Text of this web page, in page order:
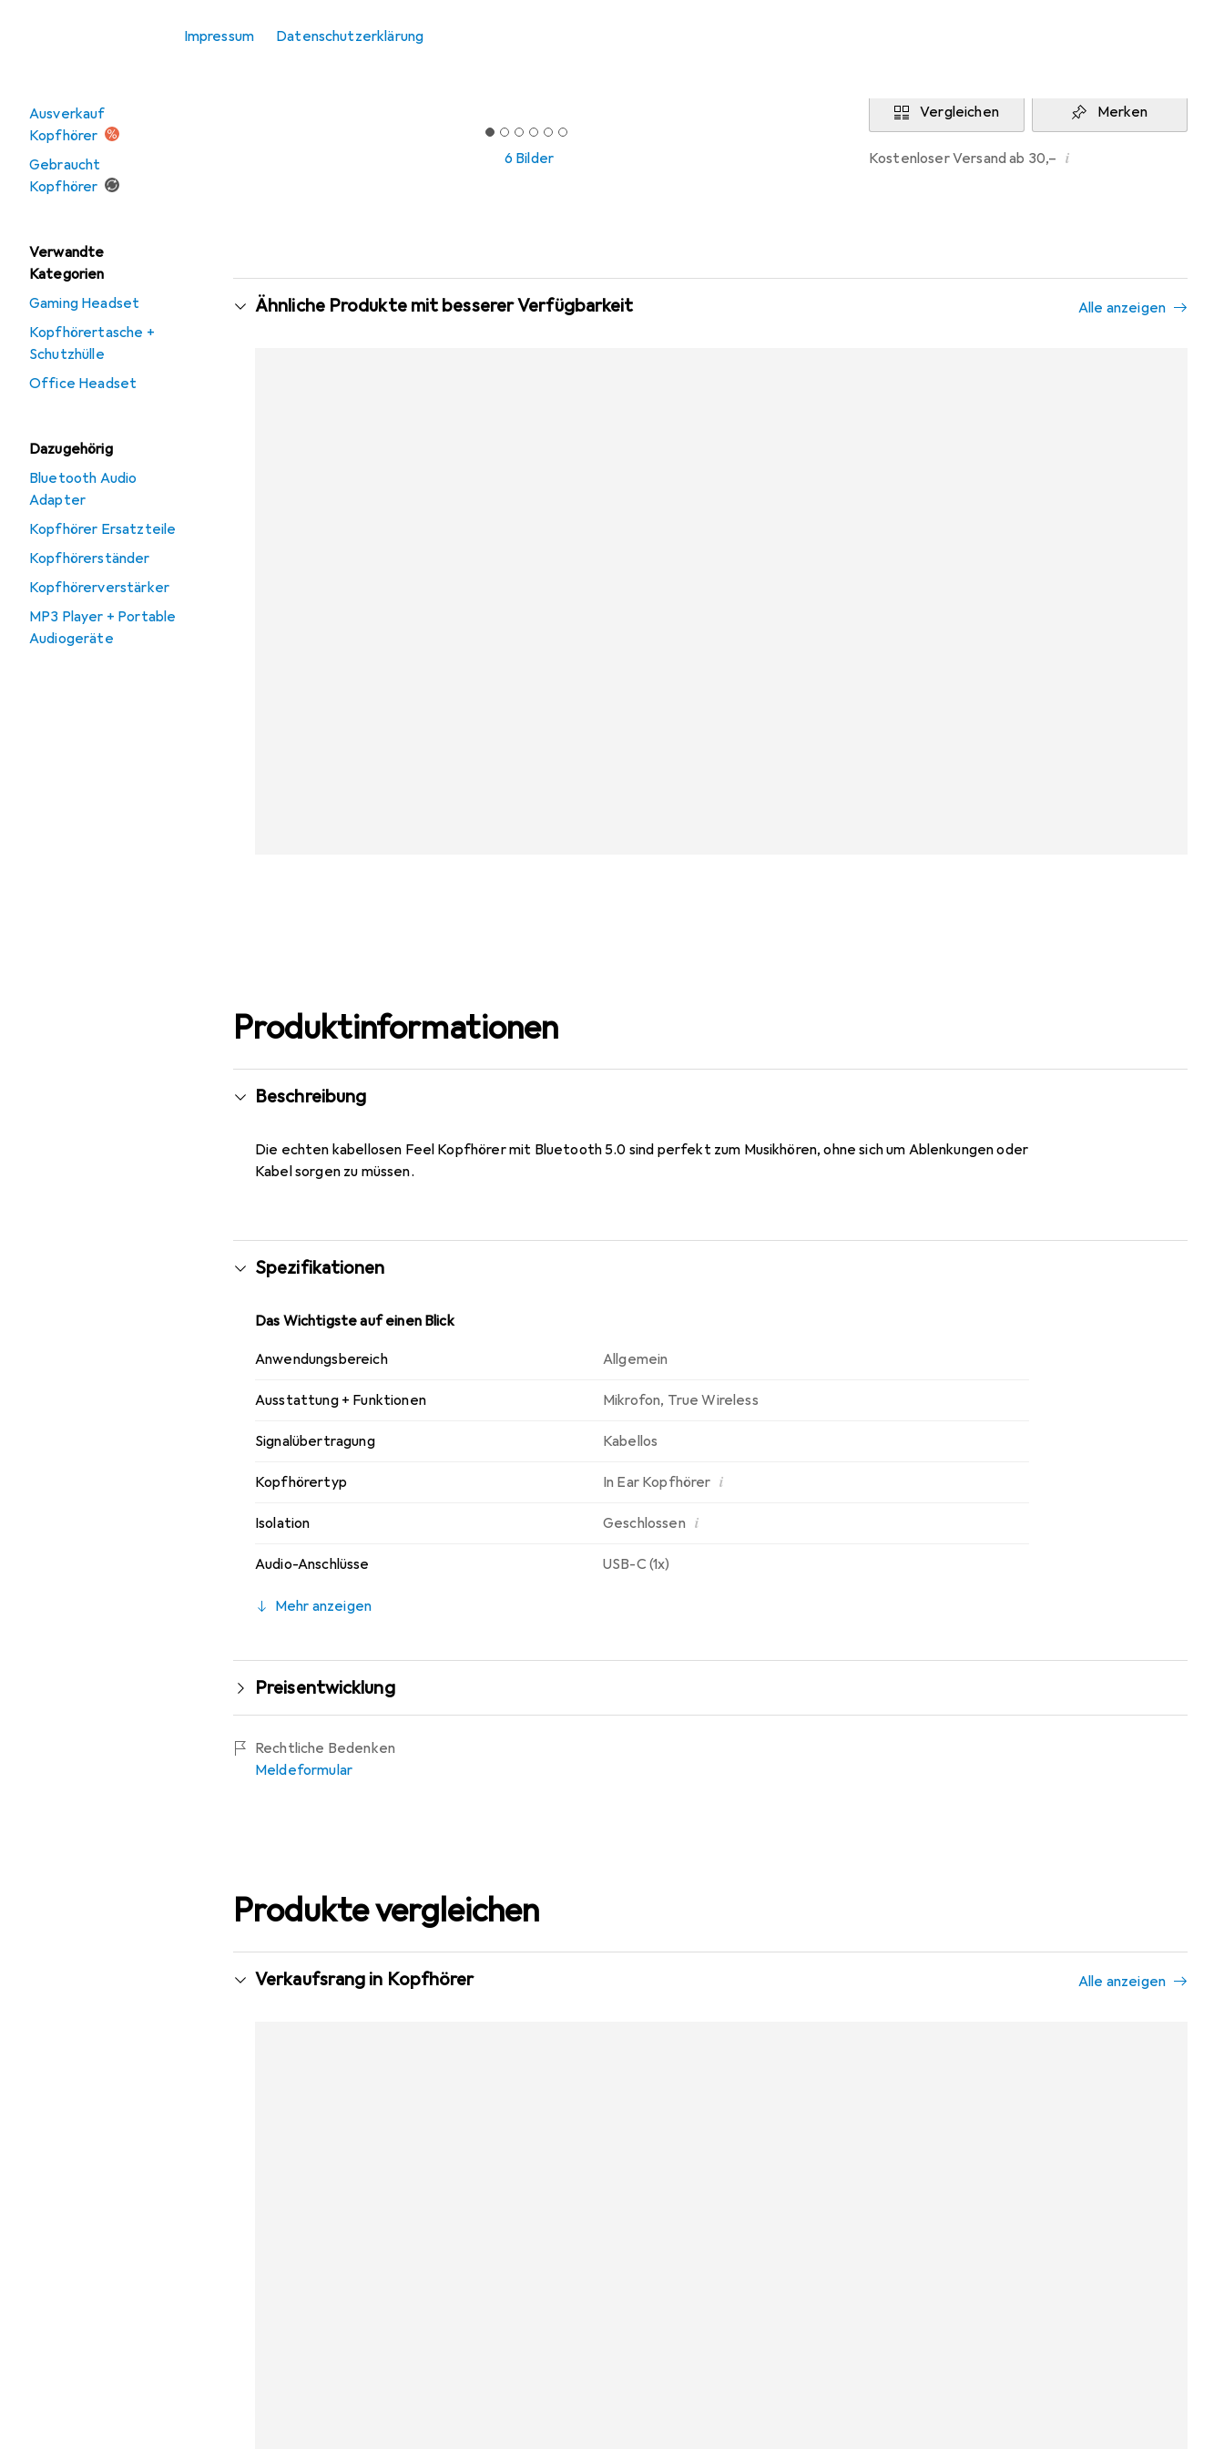
Impressum Datenschutzerklärung
Ausverkauf
Kopfhörer
Gebraucht
Kopfhörer
Verwandte
Kategorien
Gaming Headset
Kopfhörertasche +
Schutzhülle
Office Headset
Dazugehörig
Bluetooth Audio
Adapter
Kopfhörer Ersatzteile
Kopfhörerständer
Kopfhörerverstärker
MP3 Player + Portable
Audiogeräte
6 Bilder
Vergleichen Merken
Kostenloser Versand ab 30,– i
Ähnliche Produkte mit besserer Verfügbarkeit Alle anzeigen
Produktinformationen
Beschreibung
Die echten kabellosen Feel Kopfhörer mit Bluetooth 5.0 sind perfekt zum Musikhören, ohne sich um Ablenkungen oder
Kabel sorgen zu müssen.
Spezifikationen
Das Wichtigste auf einen Blick
Anwendungsbereich Allgemein
Ausstattung + Funktionen Mikrofon, True Wireless
Signalübertragung Kabellos
Kopfhörertyp In Ear Kopfhörer i
Isolation Geschlossen i
Audio-Anschlüsse USB-C (1x)
Mehr anzeigen
Preisentwicklung
Rechtliche Bedenken
Meldeformular
Produkte vergleichen
Verkaufsrang in Kopfhörer Alle anzeigen